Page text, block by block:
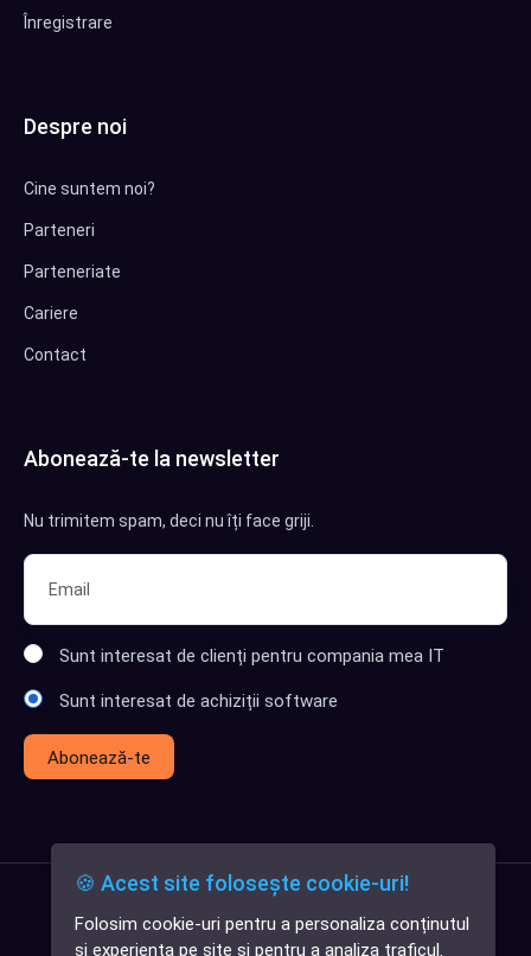
✕
Înregistrare
Despre noi
Cine suntem noi?
Parteneri
Parteneriate
Cariere
Contact
Abonează-te la newsletter
Nu trimitem spam, deci nu îți face griji.
Sunt interesat de clienți pentru compania mea IT
Sunt interesat de achiziții software
Abonează-te
🍪 Acest site folosește cookie-uri!
Folosim cookie-uri pentru a personaliza conținutul
și experiența pe site și pentru a analiza traficul.